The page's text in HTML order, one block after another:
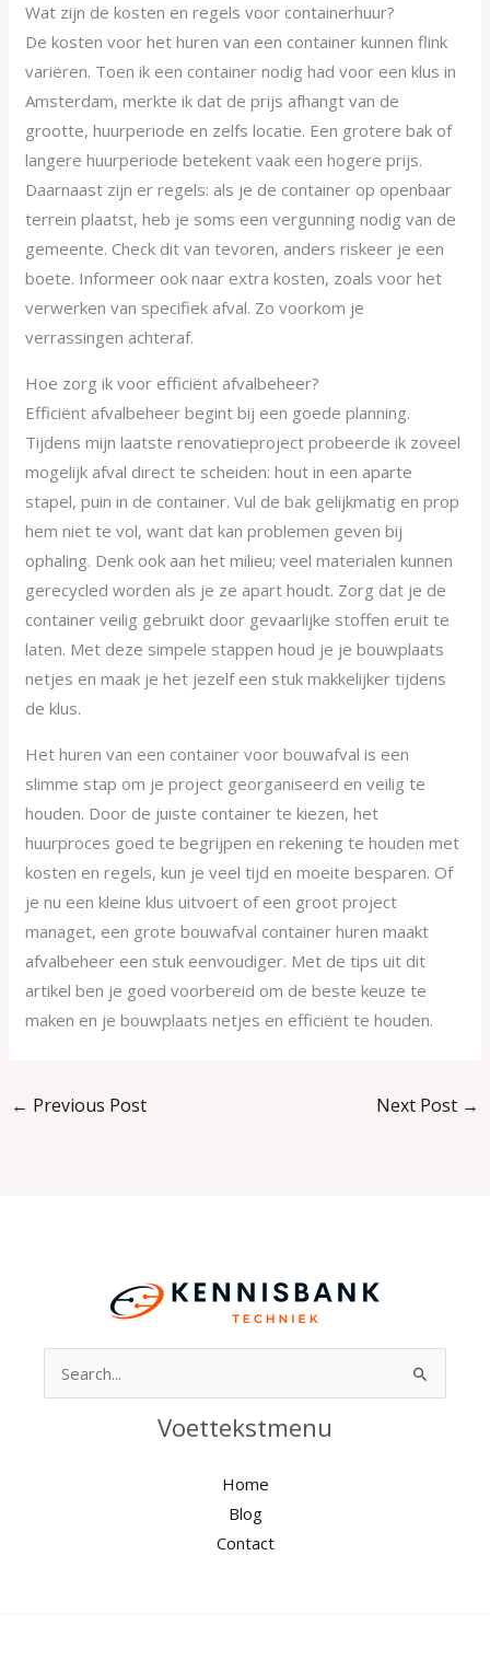
Wat zijn de kosten en regels voor containerhuur?
De kosten voor het huren van een container kunnen flink
variëren. Toen ik een container nodig had voor een klus in
Amsterdam, merkte ik dat de prijs afhangt van de
grootte, huurperiode en zelfs locatie. Een grotere bak of
langere huurperiode betekent vaak een hogere prijs.
Daarnaast zijn er regels: als je de container op openbaar
terrein plaatst, heb je soms een vergunning nodig van de
gemeente. Check dit van tevoren, anders riskeer je een
boete. Informeer ook naar extra kosten, zoals voor het
verwerken van specifiek afval. Zo voorkom je
verrassingen achteraf.
Hoe zorg ik voor efficiënt afvalbeheer?
Efficiënt afvalbeheer begint bij een goede planning.
Tijdens mijn laatste renovatieproject probeerde ik zoveel
mogelijk afval direct te scheiden: hout in een aparte
stapel, puin in de container. Vul de bak gelijkmatig en prop
hem niet te vol, want dat kan problemen geven bij
ophaling. Denk ook aan het milieu; veel materialen kunnen
gerecycled worden als je ze apart houdt. Zorg dat je de
container veilig gebruikt door gevaarlijke stoffen eruit te
laten. Met deze simpele stappen houd je je bouwplaats
netjes en maak je het jezelf een stuk makkelijker tijdens
de klus.
Het huren van een container voor bouwafval is een
slimme stap om je project georganiseerd en veilig te
houden. Door de juiste container te kiezen, het
huurproces goed te begrijpen en rekening te houden met
kosten en regels, kun je veel tijd en moeite besparen. Of
je nu een kleine klus uitvoert of een groot project
managet, een grote bouwafval container huren maakt
afvalbeheer een stuk eenvoudiger. Met de tips uit dit
artikel ben je goed voorbereid om de beste keuze te
maken en je bouwplaats netjes en efficiënt te houden.
← Previous Post Next Post →
Search
for:
Voettekstmenu
Home
Blog
Contact